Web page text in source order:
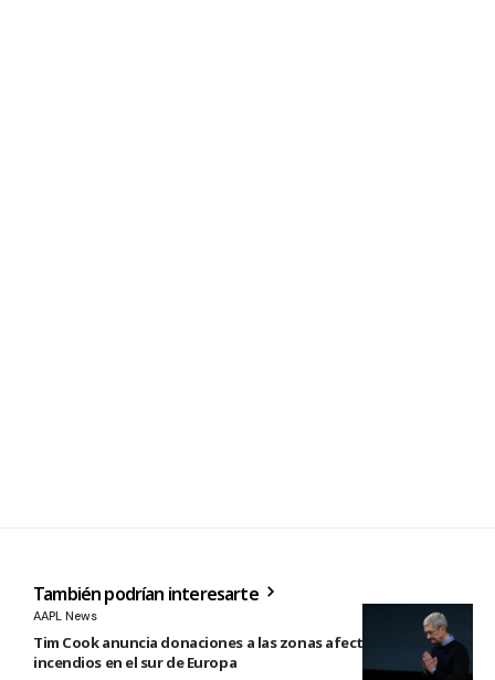
También podrían interesarte
AAPL News
Tim Cook anuncia donaciones a las zonas afectadas por los
incendios en el sur de Europa